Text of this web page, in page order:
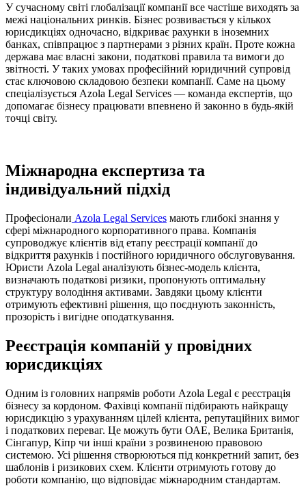
У сучасному світі глобалізації компанії все частіше виходять за
межі національних ринків. Бізнес розвивається у кількох
юрисдикціях одночасно, відкриває рахунки в іноземних
банках, співпрацює з партнерами з різних країн. Проте кожна
держава має власні закони, податкові правила та вимоги до
звітності. У таких умовах професійний юридичний супровід
стає ключовою складовою безпеки компанії. Саме на цьому
спеціалізується Azola Legal Services — команда експертів, що
допомагає бізнесу працювати впевнено й законно в будь-якій
точці світу.
Міжнародна експертиза та
індивідуальний підхід
Професіонали Azola Legal Services мають глибокі знання у
сфері міжнародного корпоративного права. Компанія
супроводжує клієнтів від етапу реєстрації компанії до
відкриття рахунків і постійного юридичного обслуговування.
Юристи Azola Legal аналізують бізнес-модель клієнта,
визначають податкові ризики, пропонують оптимальну
структуру володіння активами. Завдяки цьому клієнти
отримують ефективні рішення, що поєднують законність,
прозорість і вигідне оподаткування.
Реєстрація компаній у провідних
юрисдикціях
Одним із головних напрямів роботи Azola Legal є реєстрація
бізнесу за кордоном. Фахівці компанії підбирають найкращу
юрисдикцію з урахуванням цілей клієнта, репутаційних вимог
і податкових переваг. Це можуть бути ОАЕ, Велика Британія,
Сінгапур, Кіпр чи інші країни з розвиненою правовою
системою. Усі рішення створюються під конкретний запит, без
шаблонів і ризикових схем. Клієнти отримують готову до
роботи компанію, що відповідає міжнародним стандартам.